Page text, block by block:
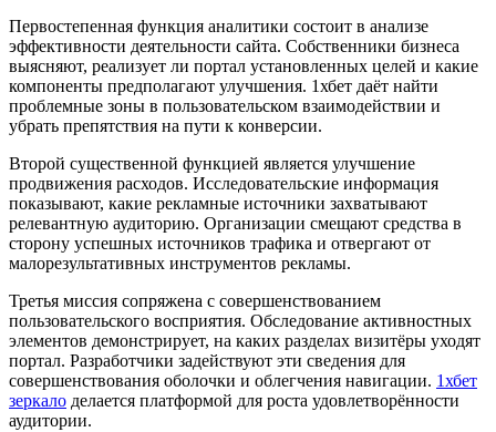
Первостепенная функция аналитики состоит в анализе
эффективности деятельности сайта. Собственники бизнеса
выясняют, реализует ли портал установленных целей и какие
компоненты предполагают улучшения. 1хбет даёт найти
проблемные зоны в пользовательском взаимодействии и
убрать препятствия на пути к конверсии.
Второй существенной функцией является улучшение
продвижения расходов. Исследовательские информация
показывают, какие рекламные источники захватывают
релевантную аудиторию. Организации смещают средства в
сторону успешных источников трафика и отвергают от
малорезультативных инструментов рекламы.
Третья миссия сопряжена с совершенствованием
пользовательского восприятия. Обследование активностных
элементов демонстрирует, на каких разделах визитёры уходят
портал. Разработчики задействуют эти сведения для
совершенствования оболочки и облегчения навигации. 1хбет
зеркало делается платформой для роста удовлетворённости
аудитории.